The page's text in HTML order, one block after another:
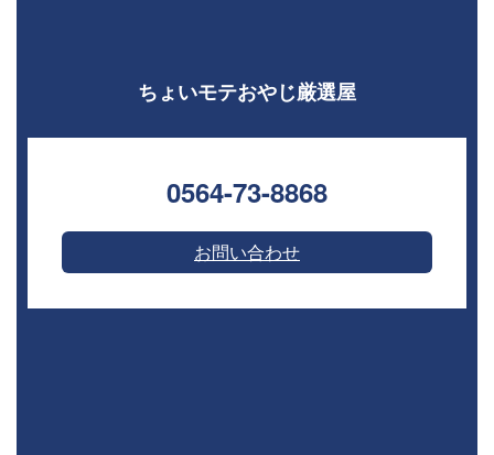
ちょいモテおやじ厳選屋
0564-73-8868⁣
お問い合わせ